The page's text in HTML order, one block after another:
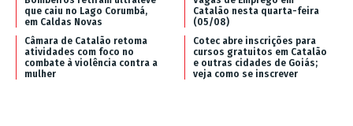
que caiu no Lago Corumbá,
em Caldas Novas
Catalão nesta quarta-feira
(05/08)
Câmara de Catalão retoma
atividades com foco no
combate à violência contra a
mulher
Cotec abre inscrições para
cursos gratuitos em Catalão
e outras cidades de Goiás;
veja como se inscrever